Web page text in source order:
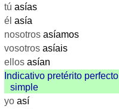
Umrechner
Autokennzeichen
Sonnenstand
Fahrradtouren
Reisewortschatz
SPIELE
tú asías
él asía
nosotros asíamos
vosotros asíais
ellos asían
Indicativo pretérito perfecto
simple
yo así